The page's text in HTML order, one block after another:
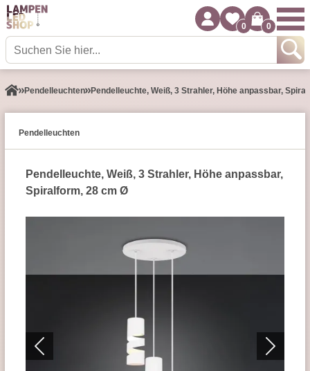
0 0
Pendel­leuchten Pendelleuchte, Weiß, 3 Strahler, Höhe anpassbar,
Pendel­leuchten
Pendelleuchte, Weiß, 3 Strahler, Höhe anpassbar,
Spiralform, 28 cm Ø